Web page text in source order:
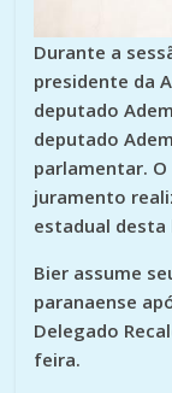
Durante a
presidente da
deputado
deputado
parlamentar.
juramento
estadual
Bier assume
paranaense
Delegado
feira.